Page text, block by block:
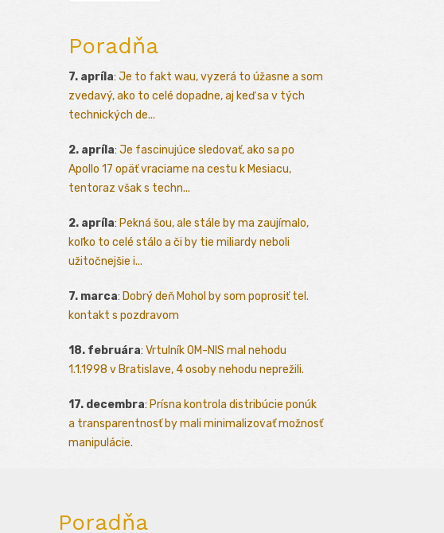
Poradňa
7. apríla: Je to fakt wau, vyzerá to úžasne a som
zvedavý, ako to celé dopadne, aj keď sa v tých
technických de...
2. apríla: Je fascinujúce sledovať, ako sa po
Apollo 17 opäť vraciame na cestu k Mesiacu,
tentoraz však s techn...
2. apríla: Pekná šou, ale stále by ma zaujímalo,
koľko to celé stálo a či by tie miliardy neboli
užitočnejšie i...
7. marca: Dobrý deň Mohol by som poprosiť tel.
kontakt s pozdravom
18. februára: Vrtulník OM-NIS mal nehodu
1.1.1998 v Bratislave, 4 osoby nehodu neprežili.
17. decembra: Prísna kontrola distribúcie ponúk
a transparentnosť by mali minimalizovať možnosť
manipulácie.
Poradňa